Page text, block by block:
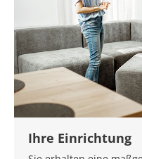
Ihre Einrichtung